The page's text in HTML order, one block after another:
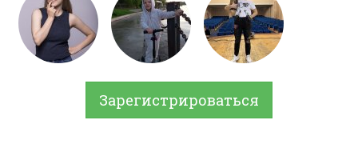
Зарегистрироваться